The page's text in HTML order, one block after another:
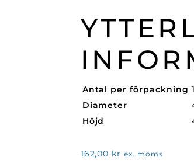
Antal per förpackning
Diameter
Höjd
162,00 kr ex. moms